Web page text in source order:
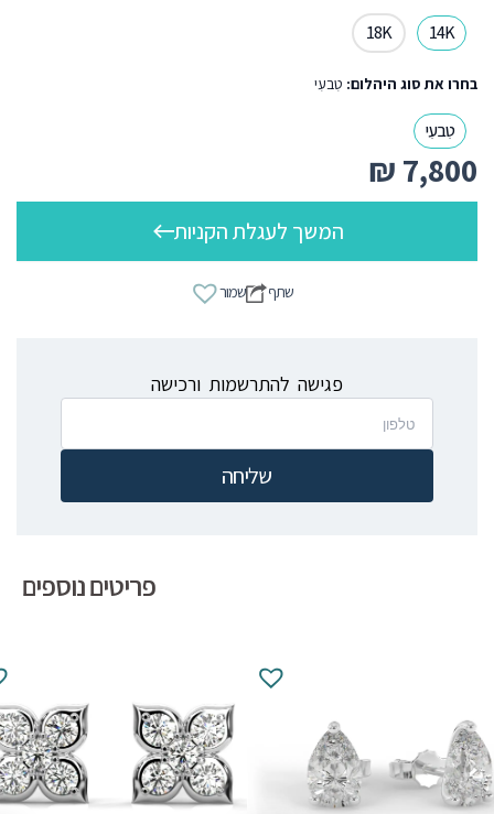
18K 14K
בחרו את סוג היהלום: טִבעִי
טִבעִי
₪ 7,800
המשך לעגלת הקניות
שמור שתף
פגישה להתרשמות ורכישה
שליחה
פריטים נוספים